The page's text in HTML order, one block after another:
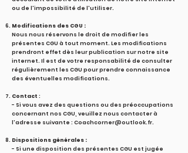
ou de l'impossibilité de l'utiliser.
Modifications des CGU :
Nous nous réservons le droit de modifier les
présentes CGU à tout moment. Les modifications
prendront effet dès leur publication sur notre site
internet. Il est de votre responsabilité de consulter
régulièrement les CGU pour prendre connaissance
des éventuelles modifications.
Contact :
- Si vous avez des questions ou des préoccupations
concernant nos CGU, veuillez nous contacter à
l'adresse suivante : Coachcorner@outlook.fr.
Dispositions générales :
- Si une disposition des présentes CGU est jugée